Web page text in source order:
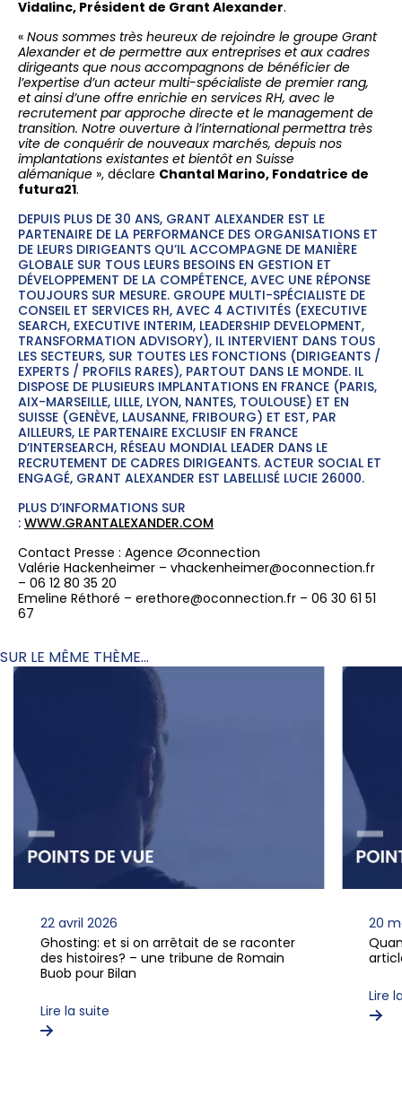
Vidalinc, Président de Grant Alexander.
«Nous sommes très heureux de rejoindre le groupe Grant
Alexander et de permettre aux entreprises et aux cadres
dirigeants que nous accompagnons de bénéficier de
l’expertise d’un acteur multi-spécialiste de premier rang,
et ainsi d’une offre enrichie en services RH, avec le
recrutement par approche directe et le management de
transition. Notre ouverture à l’international permettra très
vite de conquérir de nouveaux marchés, depuis nos
implantations existantes et bientôt en Suisse
alémanique », déclare Chantal Marino, Fondatrice de
futura21.
DEPUIS PLUS DE 30 ANS, GRANT ALEXANDER EST LE
PARTENAIRE DE LA PERFORMANCE DES ORGANISATIONS ET
DE LEURS DIRIGEANTS QU’IL ACCOMPAGNE DE MANIÈRE
GLOBALE SUR TOUS LEURS BESOINS EN GESTION ET
DÉVELOPPEMENT DE LA COMPÉTENCE, AVEC UNE RÉPONSE
TOUJOURS SUR MESURE. GROUPE MULTI-SPÉCIALISTE DE
CONSEIL ET SERVICES RH, AVEC 4 ACTIVITÉS (EXECUTIVE
SEARCH, EXECUTIVE INTERIM, LEADERSHIP DEVELOPMENT,
TRANSFORMATION ADVISORY), IL INTERVIENT DANS TOUS
LES SECTEURS, SUR TOUTES LES FONCTIONS (DIRIGEANTS /
EXPERTS / PROFILS RARES), PARTOUT DANS LE MONDE. IL
DISPOSE DE PLUSIEURS IMPLANTATIONS EN FRANCE (PARIS,
AIX-MARSEILLE, LILLE, LYON, NANTES, TOULOUSE) ET EN
SUISSE (GENÈVE, LAUSANNE, FRIBOURG) ET EST, PAR
AILLEURS, LE PARTENAIRE EXCLUSIF EN FRANCE
D’INTERSEARCH, RÉSEAU MONDIAL LEADER DANS LE
RECRUTEMENT DE CADRES DIRIGEANTS. ACTEUR SOCIAL ET
ENGAGÉ, GRANT ALEXANDER EST LABELLISÉ LUCIE 26000.
PLUS D’INFORMATIONS SUR
:WWW.GRANTALEXANDER.COM
Contact Presse : Agence Øconnection
Valérie Hackenheimer – vhackenheimer@oconnection.fr
– 06 12 80 35 20
Emeline Réthoré – erethore@oconnection.fr – 06 30 61 51
67
SUR LE MÊME THÈME...
22 avril 2026
Ghosting: et si on arrêtait de se raconter
des histoires? – une tribune de Romain
Buob pour Bilan
Lire la suite
20
Lire